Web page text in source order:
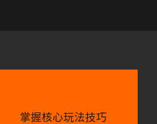
掌握核心玩法技巧